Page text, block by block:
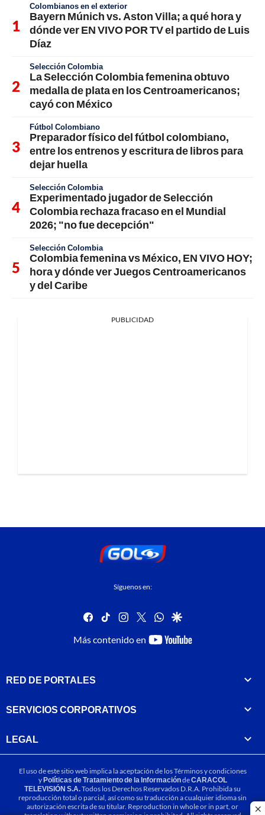
Colombianos en el exterior
Bayern Múnich vs. Aston Villa; a qué hora y
dónde ver EN VIVO POR TV el partido de Luis
Díaz
Selección Colombia
La Selección Colombia femenina obtuvo
medalla de plata en los Centroamericanos;
cayó con México
Fútbol Colombiano
Preparador físico del fútbol colombiano,
entre los entrenos y escritura de libros para
dejar huella
Selección Colombia
Experimentado jugador de Selección
Colombia rechaza fracaso en el Mundial
2026; "no fue decepción"
Selección Colombia
Colombia femenina vs México, EN VIVO HOY;
hora y dónde ver Juegos Centroamericanos
y del Caribe
PUBLICIDAD
Síguenos en:
facebook
tiktok instagram
twitterwhatsapp
google
Más contenido en
youtube-
RED DE PORTALES
SERVICIOS CORPORATIVOS
LEGAL
El uso de este sitio web implica la aceptación de losTérminos y condiciones
yPolíticas de Tratamiento de la InformacióndeCARACOL
TELEVISIÓN S.A.Todos los Derechos Reservados D.R.A. Prohibida su
reproducción total o parcial, así como su traducción a cualquier idioma sin
autorización escrita de su titular. Reproduction in whole or in part, or